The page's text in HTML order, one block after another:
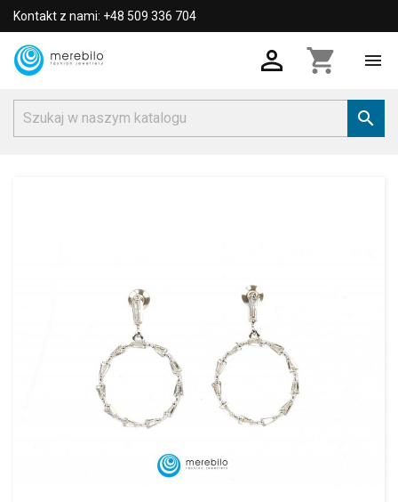
Kontakt z nami: +48 509 336 704
 shopping_cart 
